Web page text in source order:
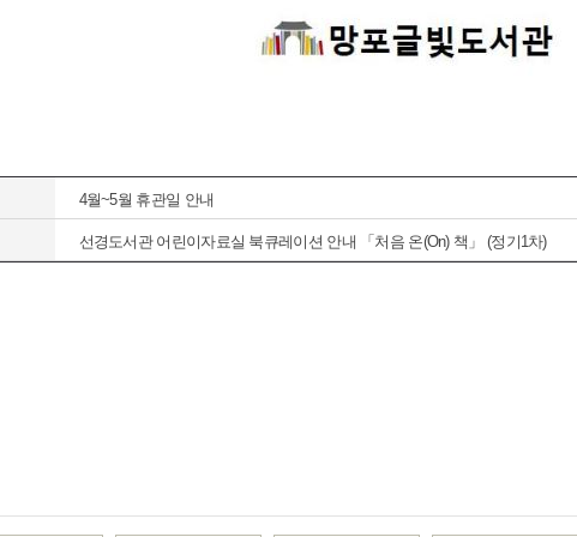
4월~5월 휴관일 안내
선경도서관 어린이자료실 북큐레이션 안내 「처음 온(On) 책」 (정기1차)